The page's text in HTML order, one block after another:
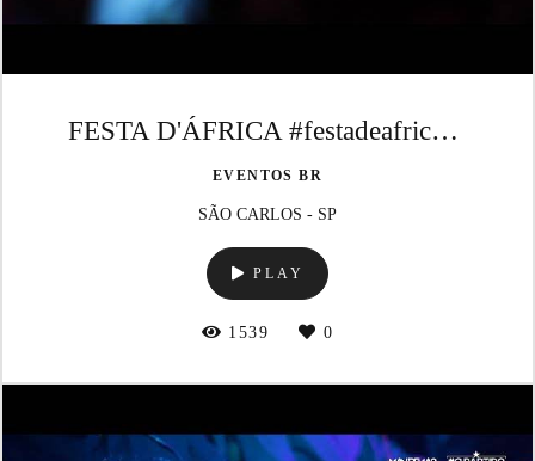
FESTA D'ÁFRICA #festadeafrica #caascar
EVENTOS BR
SÃO CARLOS - SP
PLAY
1539 0